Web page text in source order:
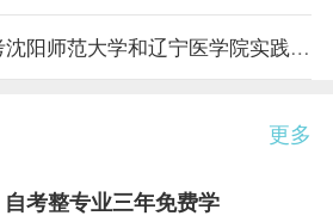
2015年下半年自考沈阳师范大学和辽宁医学院实践调整通知
更多
自考整专业三年免费学